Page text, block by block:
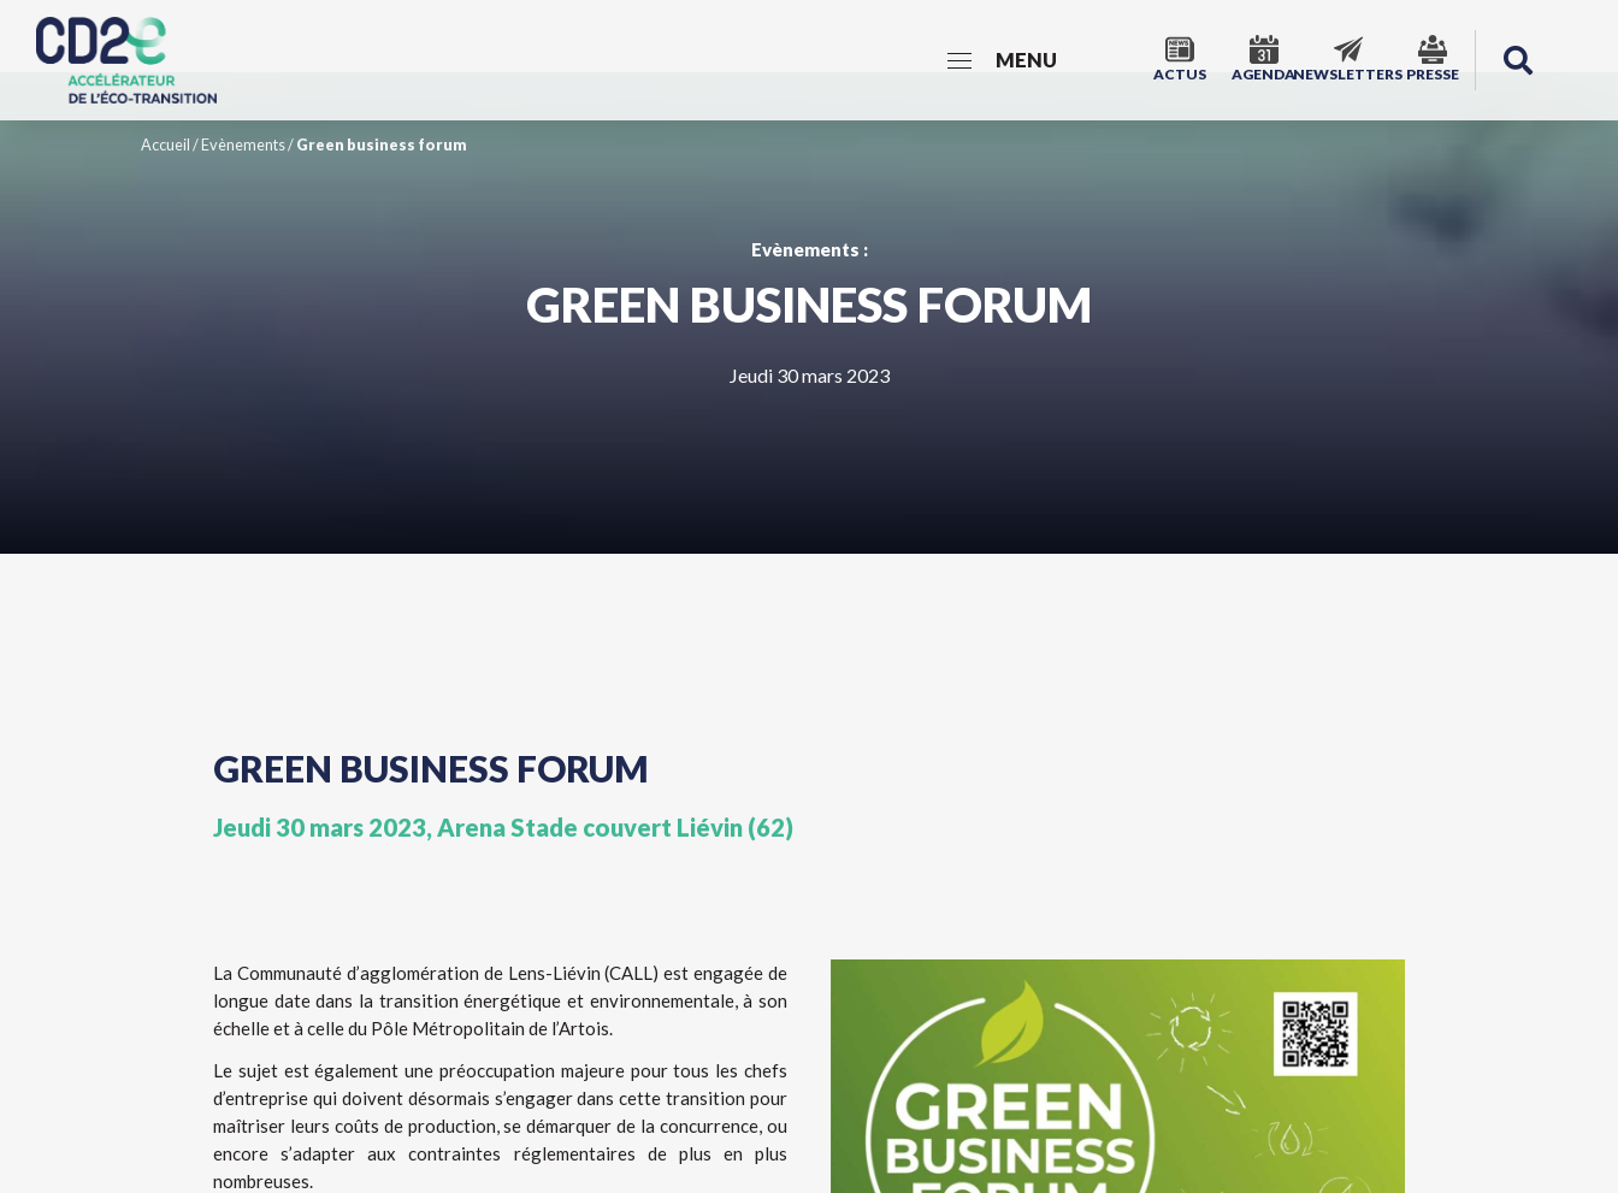
MENU
ACTUS AGENDANEWSLETTERS PRESSE
Accueil/Evènements/Green business forum
Evènements :
GREEN BUSINESS FORUM
Jeudi 30 mars 2023
GREEN BUSINESS FORUM
Jeudi 30 mars 2023, Arena Stade couvert Liévin (62)
La Communauté d’agglomération de Lens-Liévin (CALL) est engagée de
longue date dans la transition énergétique et environnementale, à son
échelle et à celle du Pôle Métropolitain de l’Artois.
Le sujet est également une préoccupation majeure pour tous les chefs
d’entreprise qui doivent désormais s’engager dans cette transition pour
maîtriser leurs coûts de production, se démarquer de la concurrence, ou
encore s’adapter aux contraintes réglementaires de plus en plus
nombreuses.